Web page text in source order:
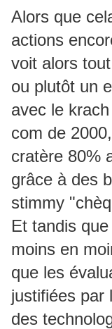
Alors que
actions
voit alors
ou plutôt un
avec le
com de
cratère 80%
grâce à des
stimmy
Et tandis
moins en
que les
justifiées par
des